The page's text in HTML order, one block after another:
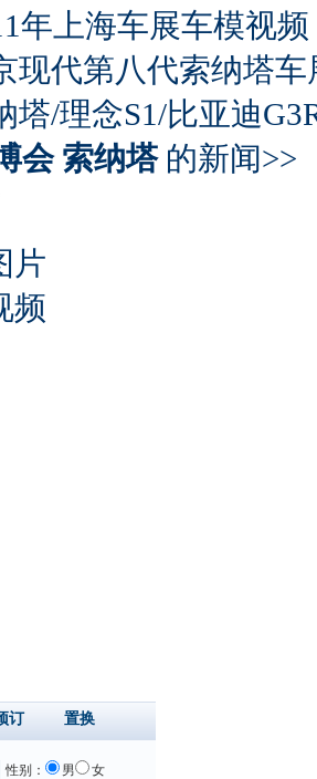
年上海车展车模视
现代第八代索纳塔车
塔/理念S1/比亚迪
会 索纳塔的新闻>>
片
频
订 置换
性别： 男 女